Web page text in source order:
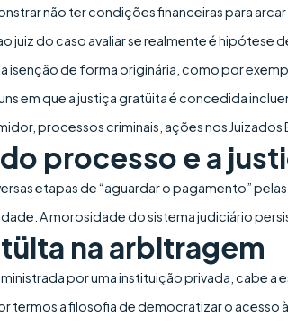
não ter condições financeiras para
juiz do caso avaliar se realmente é hipótese
isenção de forma originária, como por
em que a justiça gratüita é concedida
processos criminais, ações nos Juizados
processo e a
etapas de “aguardar o pagamento”
A morosidade do sistema judiciário
na arbitragem
por uma instituição privada, cabe a
termos a filosofia de democratizar o acesso